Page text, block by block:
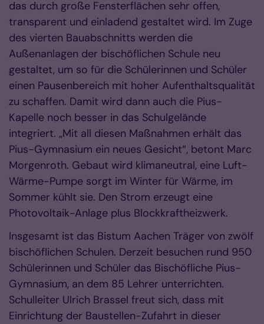
das durch große Fensterflächen sehr offen,
transparent und einladend gestaltet wird. Im Zuge
des vierten Bauabschnitts werden die
Außenanlagen der bischöflichen Schule neu
gestaltet, um so für die Schülerinnen und Schüler
einen Pausenbereich mit hoher Aufenthaltsqualität
zu schaffen. Damit wird dann auch die Pius-
Kapelle noch besser in das Schulgelände
integriert. „Mit all diesen Maßnahmen erhält das
Pius-Gymnasium ein neues Gesicht“, betont Marc
Morgenroth. Gebaut wird klimaneutral, eine Luft-
Wärme-Pumpe sorgt im Winter für Wärme, im
Sommer kühlt sie. Den Strom erzeugt eine
Photovoltaik-Anlage plus Blockkraftheizwerk.
Insgesamt ist das Bistum Aachen Träger von zwölf
bischöflichen Schulen. Derzeit besuchen rund 950
Schülerinnen und Schüler das Bischöfliche Pius-
Gymnasium, an dem 85 Lehrer unterrichten.
Schulleiter Ulrich Brassel freut sich, dass mit
Einrichtung der Baustellen-Zufahrt in dieser